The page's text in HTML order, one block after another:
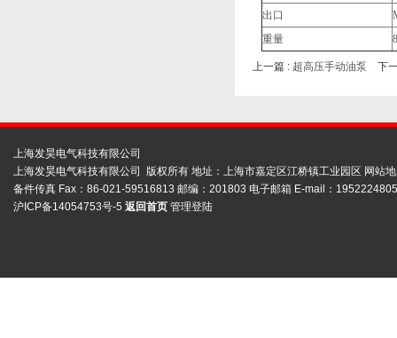
出口
重量
上一篇 : 超高压手动油泵 下
上海发昊电气科技有限公司
上海发昊电气科技有限公司 版权所有 地址：上海市嘉定区江桥镇工业园区 网站
备件传真 Fax：86-021-59516813 邮编：201803 电子邮箱 E-mail：
沪ICP备14054753号-5 返回首页 管理登陆